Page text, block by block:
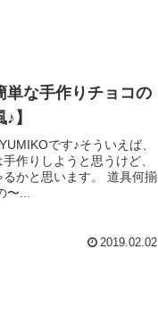
単な手作りチョコの
】
です♪そういえば、
作りしようと思うけど、
かと思います。 道具何揃
...
2019.02.02